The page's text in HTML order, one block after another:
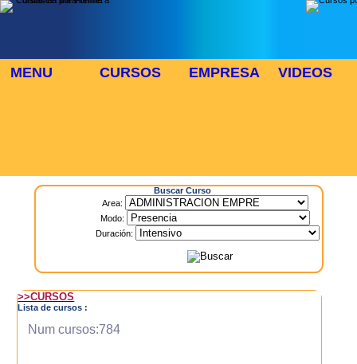
MENU CURSOS EMPRESA VIDEOS
Buscar Curso
Area:
Modo:
Duración:
>>CURSOS
Lista de cursos :
Num cursos:784